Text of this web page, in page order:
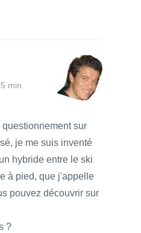
min
sur
je me suis inventé
hybride entre le ski
à pied, que j'appelle
pouvez découvrir sur
?